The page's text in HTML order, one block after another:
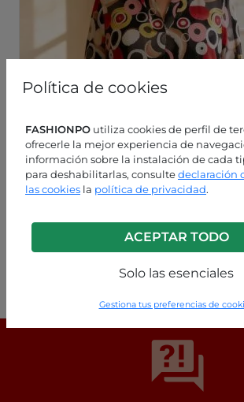
Política de cookies
FASHIONPO utiliza cookies de perfil de
ofrecerle la mejor experiencia de
información sobre la instalación de cada
para deshabilitarlas, consultedeclaración
las cookies la política de privacidad.
ACEPTAR TODO
Solo las esenciales
Gestiona tus preferencias de